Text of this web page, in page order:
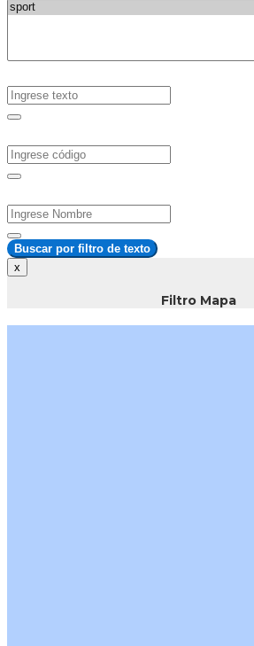
Buscar por filtro de texto
Filtro Mapa